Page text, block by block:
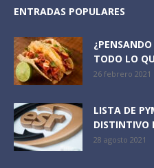
ENTRADAS POPULARES
TODO LO
26 febrero 2021
LISTA DE
DISTINTIVO
28 agosto 2021